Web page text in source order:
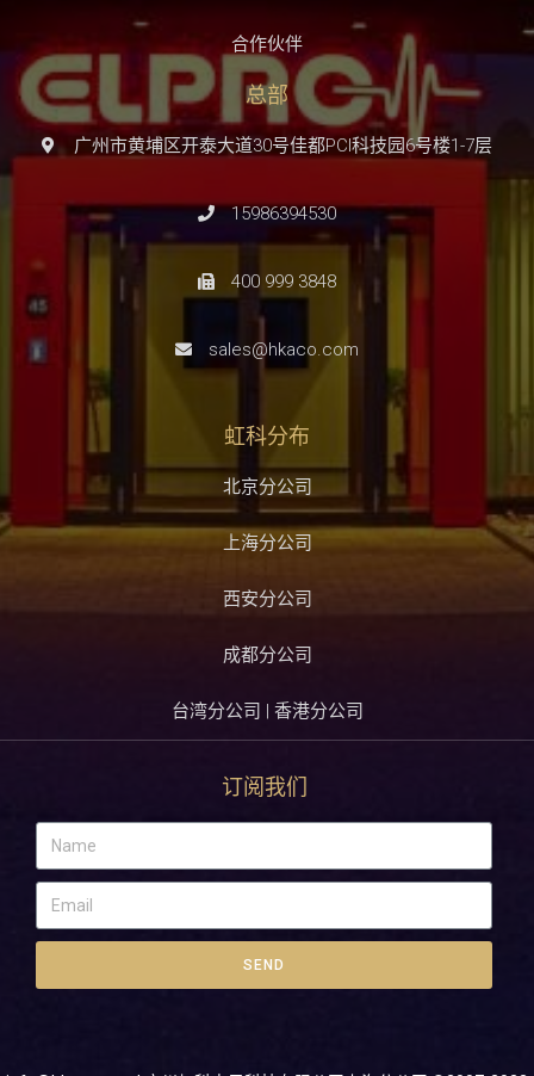
合作伙伴
总部
广州市黄埔区开泰大道30号佳都PCI科技园6号楼1-7层
15986394530
400 999 3848
sales@hkaco.com
虹科分布
北京分公司
上海分公司
西安分公司
成都分公司
台湾分公司 | 香港分公司
订阅我们
SEND